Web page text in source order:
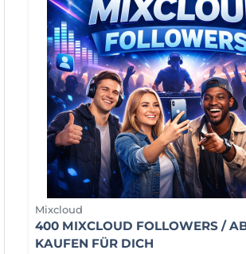
Mixcloud
400 MIXCLOUD FOLLOWERS /
KAUFEN FÜR DICH